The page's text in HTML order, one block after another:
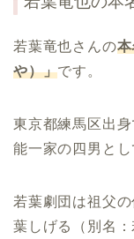
若葉竜也さんの
や）」です。
東京都練馬区出
能一家の四男とし
若葉劇団は祖父
葉しげる（別名